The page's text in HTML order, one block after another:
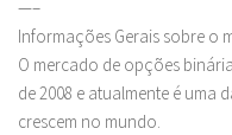
—–
Informações Gerais sobre o
O mercado de opções
de 2008 e atualmente é uma
crescem no mundo.